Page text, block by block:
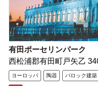
有田ポーセリンパーク
西松浦郡有田町戸矢乙
ヨーロッパ 陶器 バロック建築